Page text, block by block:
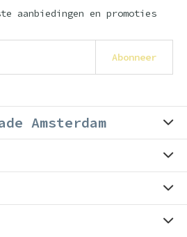
aanbiedingen en promoties
Abonneer
Amsterdam